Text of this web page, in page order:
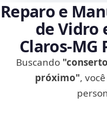
Reparo e
de Vidro
Buscando
próximo",